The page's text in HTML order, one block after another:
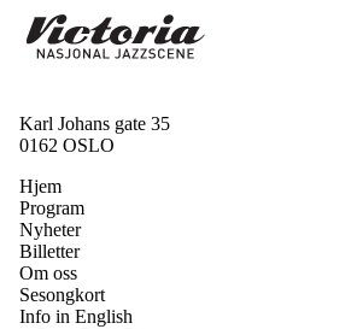
Karl Johans gate 35
0162 OSLO
Hjem
Program
Nyheter
Billetter
Om oss
Sesongkort
Info in English